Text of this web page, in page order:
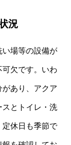
況
場等の設備が
欠です。いわ
あり、アクア
スとトイレ・洗
定休日も季節で